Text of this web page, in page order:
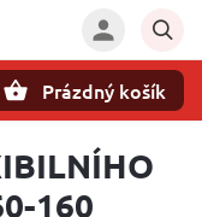
Prázdný košík
160